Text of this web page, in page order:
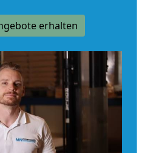
erhalten